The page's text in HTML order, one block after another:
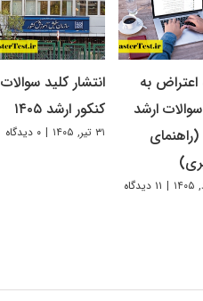
به
ارشد
۱۴۰۵ (راهنمای
| ۱۱ دیدگاه
انتشار کلید سوالات
کنکور ارشد ۱۴۰۵
۳۱ تیر, ۱۴۰۵ | ۰ دیدگاه